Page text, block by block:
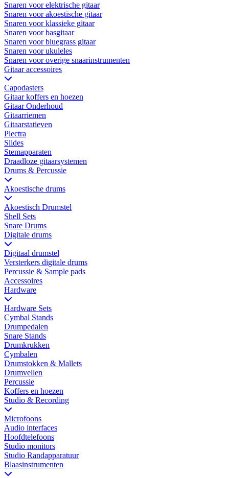
Snaren voor elektrische gitaar
Snaren voor akoestische gitaar
Snaren voor klassieke gitaar
Snaren voor basgitaar
Snaren voor bluegrass gitaar
Snaren voor ukuleles
Snaren voor overige snaarinstrumenten
Gitaar accessoires
Capodasters
Gitaar koffers en hoezen
Gitaar Onderhoud
Gitaarriemen
Gitaarstatieven
Plectra
Slides
Stemapparaten
Draadloze gitaarsystemen
Drums & Percussie
Akoestische drums
Akoestisch Drumstel
Shell Sets
Snare Drums
Digitale drums
Digitaal drumstel
Versterkers digitale drums
Percussie & Sample pads
Accessoires
Hardware
Hardware Sets
Cymbal Stands
Drumpedalen
Snare Stands
Drumkrukken
Cymbalen
Drumstokken & Mallets
Drumvellen
Percussie
Koffers en hoezen
Studio & Recording
Microfoons
Audio interfaces
Hoofdtelefoons
Studio monitors
Studio Randapparatuur
Blaasinstrumenten